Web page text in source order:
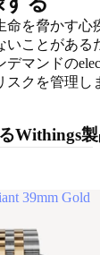
命を脅かす心
いことがある
マンドの
スクを管理し
Withings製
39mm Gold